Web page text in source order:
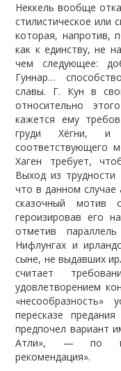
Неккель вообще
стилистическое или
которая, напротив,
как к единству, не
чем следующее:
Гуннар…
славы. Г. Кун в
относительно
кажется ему
груди Хёгни, и
соответствующего
Хаген требует,
Выход из
что в данном случае
сказочный мотив
героизировав его
отметив
Нифлунгах и
сыне, не выдавших
считает
удовлетворением
пересказе
предпочел вариант
Атли», — по
рекомендация».